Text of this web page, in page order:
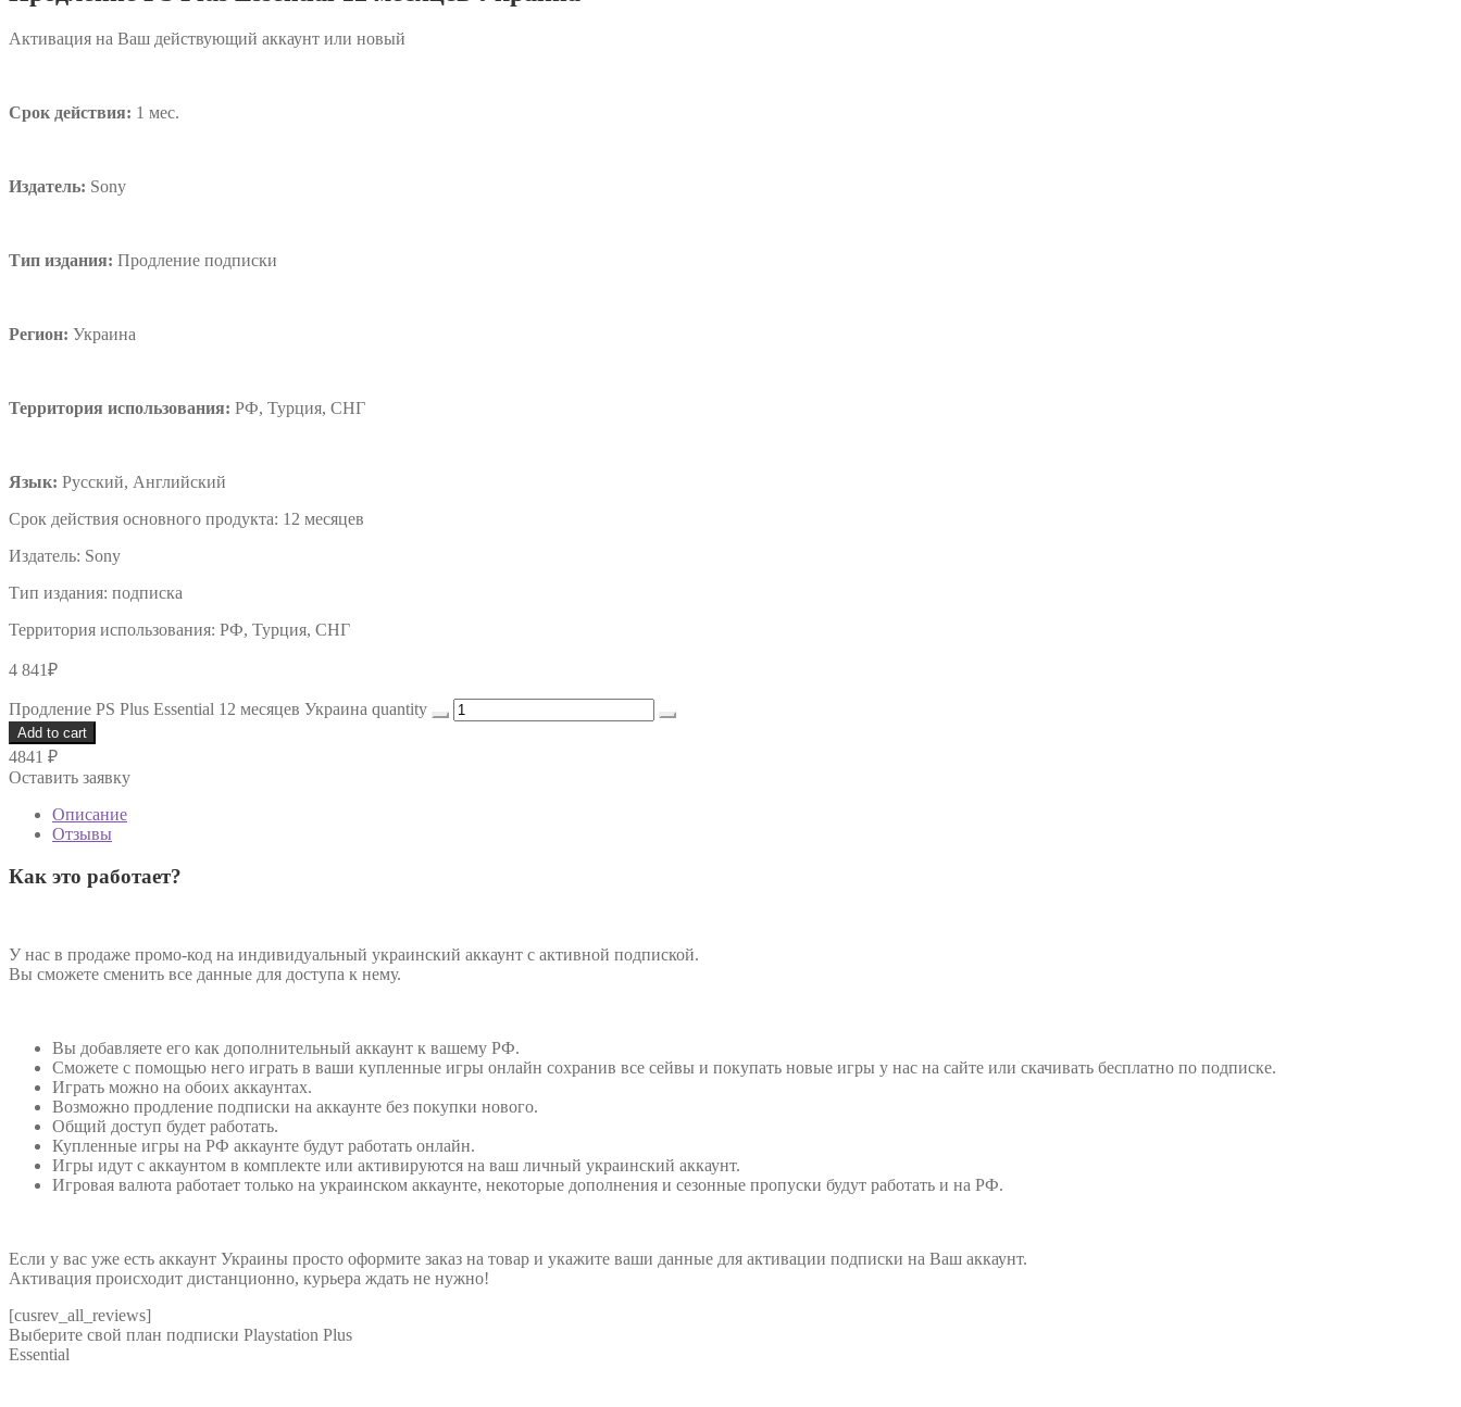
Активация на Ваш действующий аккаунт или новый
Срок действия: 1 мес.
Издатель: Sony
Тип издания: Продление подписки
Регион: Украина
Территория использования: РФ, Турция, СНГ
Язык: Русский, Английский
Срок действия основного продукта: 12 месяцев
Издатель: Sony
Тип издания: подписка
Территория использования: РФ, Турция, СНГ
4 841₽
Продление PS Plus Essential 12 месяцев Украина quantity
Add to cart
4841 ₽
Оставить заявку
Описание
Отзывы
Как это работает?
У нас в продаже промо-код на индивидуальный украинский аккаунт с активной подпиской.
Вы сможете сменить все данные для доступа к нему.
Вы добавляете его как дополнительный аккаунт к вашему РФ.
Сможете с помощью него играть в ваши купленные игры онлайн сохранив все сейвы и покупать новые игры у нас на сайте или скачивать бесплатно по подписке.
Играть можно на обоих аккаунтах.
Возможно продление подписки на аккаунте без покупки нового.
Общий доступ будет работать.
Купленные игры на РФ аккаунте будут работать онлайн.
Игры идут с аккаунтом в комплекте или активируются на ваш личный украинский аккаунт.
Игровая валюта работает только на украинском аккаунте, некоторые дополнения и сезонные пропуски будут работать и на РФ.
Если у вас уже есть аккаунт Украины просто оформите заказ на товар и укажите ваши данные для активации подписки на Ваш аккаунт.
Активация происходит дистанционно, курьера ждать не нужно!
[cusrev_all_reviews]
Выберите свой план подписки Playstation Plus
Essential